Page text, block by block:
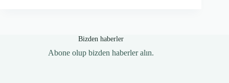
Bizden haberler
Abone olup bizden haberler alın.